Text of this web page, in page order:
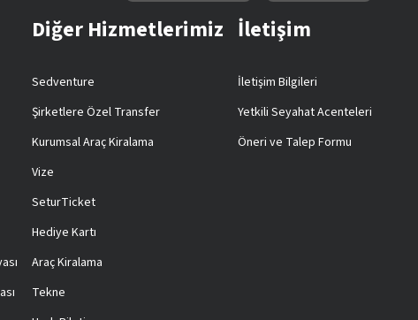
Diğer Hizmetlerimiz
Sedventure
Şirketlere Özel Transfer
Kurumsal Araç Kiralama
Vize
SeturTicket
Hediye Kartı
Araç Kiralama
Tekne
İletişim
İletişim Bilgileri
Yetkili Seyahat Acenteleri
Öneri ve Talep Formu